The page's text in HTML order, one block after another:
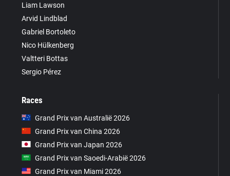
Liam Lawson
Arvid Lindblad
Gabriel Bortoleto
Nico Hülkenberg
Valtteri Bottas
Sergio Pérez
Races
Grand Prix van Australië 2026
Grand Prix van China 2026
Grand Prix van Japan 2026
Grand Prix van Saoedi-Arabië 2026
Grand Prix van Miami 2026